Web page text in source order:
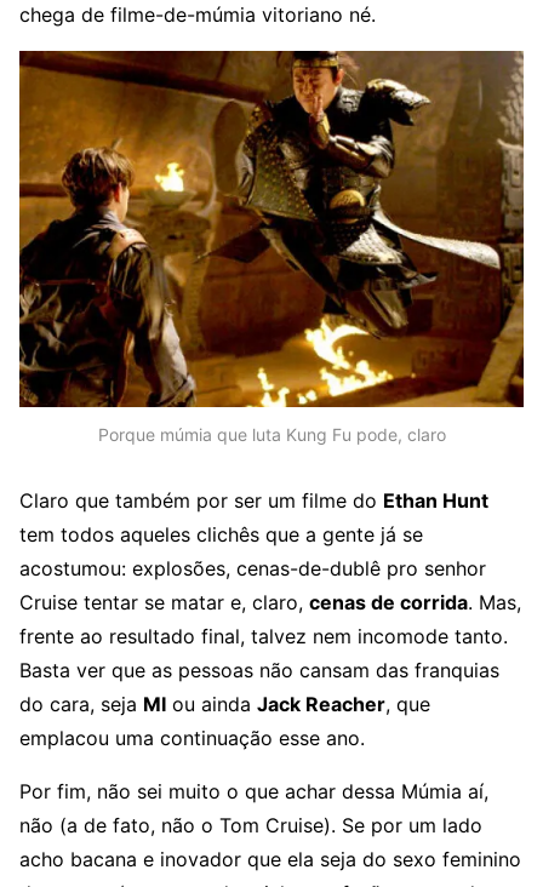
chega de filme-de-múmia vitoriano né.
Porque múmia que luta Kung Fu pode, claro
Claro que também por ser um filme do Ethan Hunt
tem todos aqueles clichês que a gente já se
acostumou: explosões, cenas-de-dublê pro senhor
Cruise tentar se matar e, claro, cenas de corrida. Mas,
frente ao resultado final, talvez nem incomode tanto.
Basta ver que as pessoas não cansam das franquias
do cara, seja MI ou ainda Jack Reacher, que
emplacou uma continuação esse ano.
Por fim, não sei muito o que achar dessa Múmia aí,
não (a de fato, não o Tom Cruise). Se por um lado
acho bacana e inovador que ela seja do sexo feminino